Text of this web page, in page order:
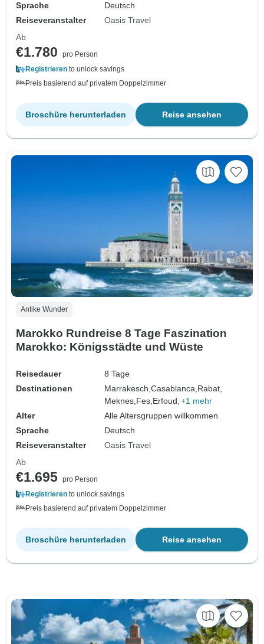
Sprache
Deutsch
Reiseveranstalter
Oasis Travel
Ab
€1.780
pro Person
Registrieren to unlock savings
Preis basierend auf privatem Doppelzimmer
Reise ansehen
Broschüre herunterladen
Antike Wunder
Marokko Rundreise 8 Tage Faszination
Marokko: Königsstädte und Wüste
Reisedauer
8 Tage
Destinationen
Marrakesch,Casablanca, Rabat,
Meknes, Fes, Erfoud, +1 mehr
Alter
Alle Altersgruppen willkommen
Sprache
Deutsch
Reiseveranstalter
Oasis Travel
Ab
€1.695 pro Person
Registrieren to unlock savings
Preis basierend auf privatem Doppelzimmer
Reise ansehen
Broschüre herunterladen